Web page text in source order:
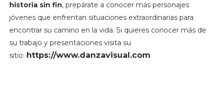
historia sin fin, prepárate a conocer más personajes
jóvenes que enfrentan situaciones extraordinarias para
encontrar su camino en la vida. Si quieres conocer más de
su trabajo y presentaciones visita su
sitio: https://www.danzavisual.com